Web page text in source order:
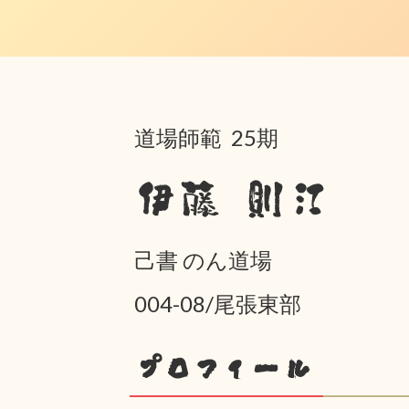
道場師範 25期
伊藤 則江
己書 のん道場
004-08/尾張東部
プロフィール